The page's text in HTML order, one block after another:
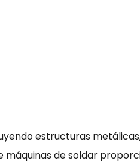
estructuras
máquinas de soldar